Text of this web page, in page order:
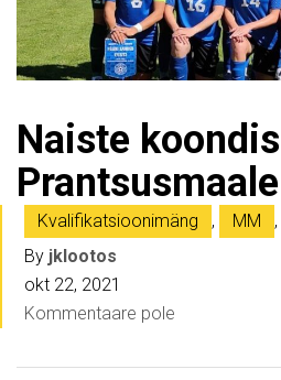
Naiste
Prantsusmaale
Kvalifikatsioonimäng , MM ,
By jklootos
okt 22, 2021
Kommentaare pole